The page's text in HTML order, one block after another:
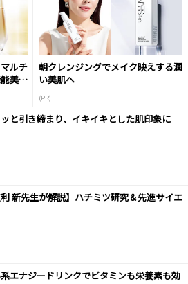
ルチ
美容
朝クレンジングでメイク映えする潤
い美肌へ
(PR)
と引き締まり、イキイキとした肌印象に
利 新先生が解説】ハチミツ研究＆先進サイエ
エナジードリンクでビタミンも栄養素も効